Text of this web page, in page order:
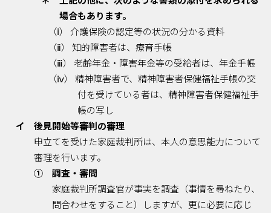
場合もあります。
（ⅰ） 介護保険の認定等の状況の分かる資料
（ⅱ） 知的障害者は、療育手帳
（ⅲ） 老齢年金・障害年金等の受給者は、年金手帳
（ⅳ） 精神障害者で、精神障害者保健福祉手帳の交
付を受けている者は、精神障害者保健福祉手
帳の写し
イ 後見開始等審判の審理
申立てを受けた家庭裁判所は、本人の意思能力について
審理を行います。
① 調査・審問
家庭裁判所調査官が事実を調査（事情を尋ねたり、
問合わせをすること）しますが、更に必要に応じ